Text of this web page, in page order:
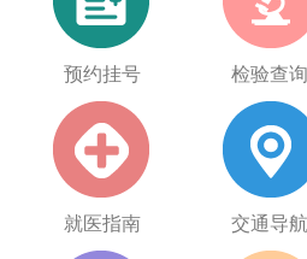
预约挂号 检验查询
就医指南 交通导航